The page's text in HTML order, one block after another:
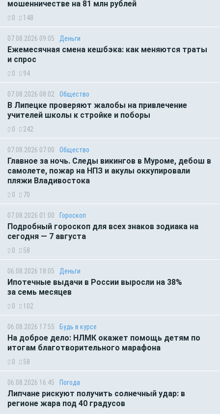
мошенничестве на 81 млн рублей
0 148
07.08.2026 09:05 Деньги
Ежемесячная смена кешбэка: как меняются траты
и спрос
0 94
07.08.2026 08:02 Общество
В Липецке проверяют жалобы на привлечение
учителей школы к стройке и поборы
0 242
07.08.2026 07:00 Общество
Главное за ночь. Следы викингов в Муроме, дебош в
самолете, пожар на НПЗ и акулы оккупировали
пляжи Владивостока
0 70
07.08.2026 01:00 Гороскоп
Подробный гороскоп для всех знаков зодиака на
сегодня — 7 августа
0 58
06.08.2026 18:05 Деньги
Ипотечные выдачи в России выросли на 38%
за семь месяцев
0 102
06.08.2026 17:55 Будь в курсе
На доброе дело: НЛМК окажет помощь детям по
итогам благотворительного марафона
0 58
06.08.2026 16:45 Погода
Липчане рискуют получить солнечный удар: в
регионе жара под 40 градусов